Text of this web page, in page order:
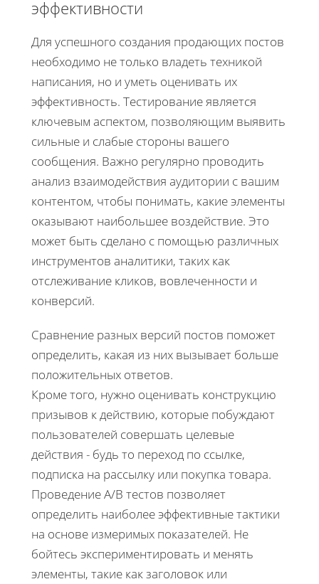
эффективности
Для успешного создания продающих постов
необходимо не только владеть техникой
написания, но и уметь оценивать их
эффективность. Тестирование является
ключевым аспектом, позволяющим выявить
сильные и слабые стороны вашего
сообщения. Важно регулярно проводить
анализ взаимодействия аудитории с вашим
контентом, чтобы понимать, какие элементы
оказывают наибольшее воздействие. Это
может быть сделано с помощью различных
инструментов аналитики, таких как
отслеживание кликов, вовлеченности и
конверсий.
Сравнение разных версий постов поможет
определить, какая из них вызывает больше
положительных ответов.
Кроме того, нужно оценивать конструкцию
призывов к действию, которые побуждают
пользователей совершать целевые
действия - будь то переход по ссылке,
подписка на рассылку или покупка товара.
Проведение A/B тестов позволяет
определить наиболее эффективные тактики
на основе измеримых показателей. Не
бойтесь экспериментировать и менять
элементы, такие как заголовок или